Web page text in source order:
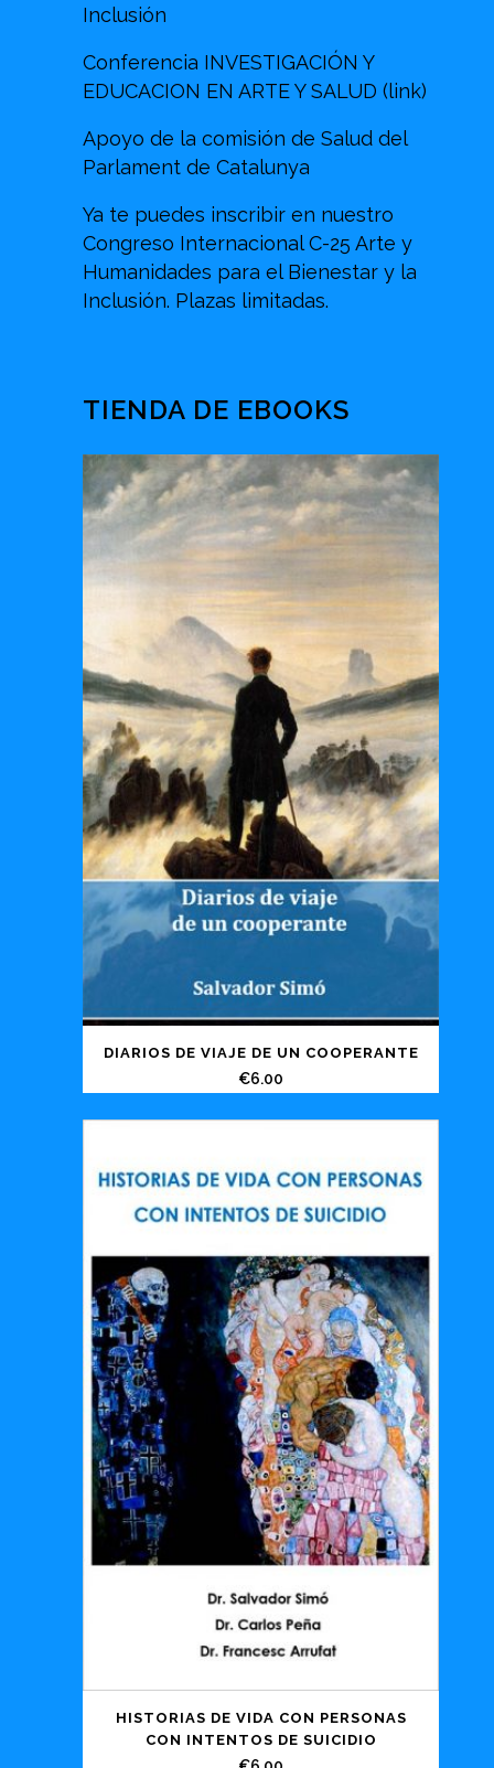
Inclusión
Conferencia INVESTIGACIÓN Y
EDUCACION EN ARTE Y SALUD (link)
Apoyo de la comisión de Salud del
Parlament de Catalunya
Ya te puedes inscribir en nuestro
Congreso Internacional C-25 Arte y
Humanidades para el Bienestar y la
Inclusión. Plazas limitadas.
TIENDA DE EBOOKS
DIARIOS DE VIAJE DE UN COOPERANTE
€6.00
HISTORIAS DE VIDA CON PERSONAS
CON INTENTOS DE SUICIDIO